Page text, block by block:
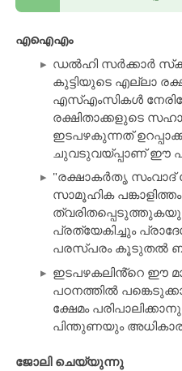
എഐഎം
ഡൽഹി സർക്കാർ
കുട്ടിയുടെ എല്ലാ
എസ്എംസികൾ
രക്ഷിതാക്കളുടെ
ഇടപഴകുന്നത്
ചുവടുവയ്പ്പാണ് ഈ
"രക്ഷാകർതൃ
സാമൂഹിക
പ്രത്യേകിച്ചും
പരസ്പരം കൂടുതൽ
ഇടപഴകലിൻ്റെ ഈ
പഠനത്തിൽ
ക്ഷേമം
പിന്തുണയും
ജോലി ചെയ്യുന്നു